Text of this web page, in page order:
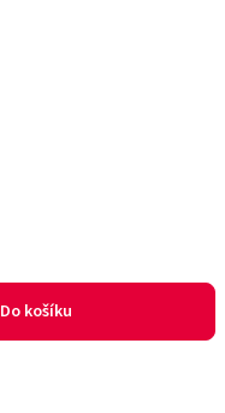
Do košíku